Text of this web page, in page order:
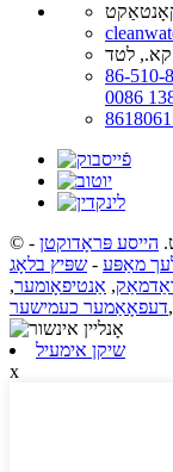
0086
הייסע פּראָדוקטן -
מאַפּע - שפּיץ בלאָג
, אַנטיפאָומער,
דעפאָאַמער כעמישער,
שיקן אימעיל
x